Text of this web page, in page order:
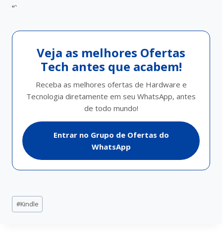
“`
Veja as melhores Ofertas
Tech antes que acabem!
Receba as melhores ofertas de Hardware e
Tecnologia diretamente em seu WhatsApp, antes
de todo mundo!
Entrar no Grupo de Ofertas do
WhatsApp
Tags
do
#Kindle